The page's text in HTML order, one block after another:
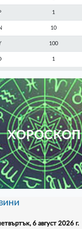
1
10
100
1
ХОРОСКОП
6 август 2026 г.